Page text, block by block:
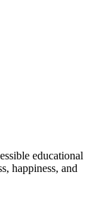
educational
happiness, and